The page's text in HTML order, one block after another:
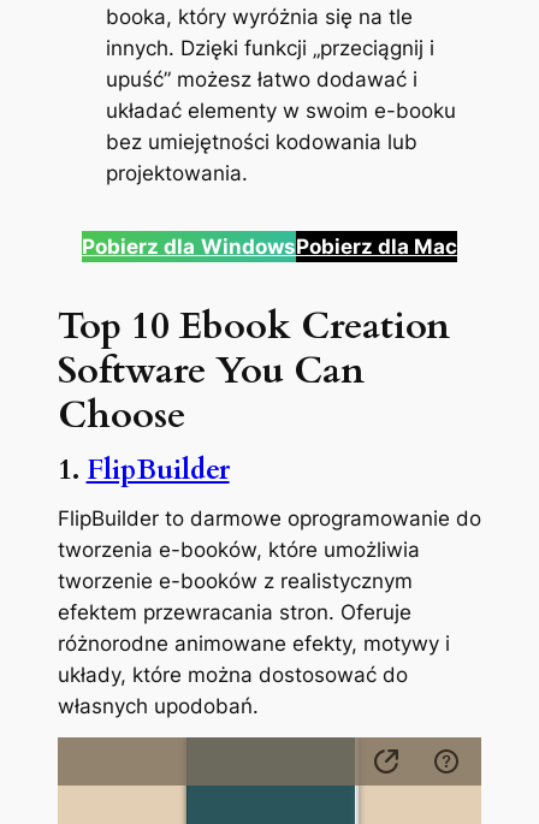
booka, który wyróżnia się na tle
innych. Dzięki funkcji „przeciągnij i
upuść” możesz łatwo dodawać i
układać elementy w swoim e-booku
bez umiejętności kodowania lub
projektowania.
Pobierz dla WindowsPobierz dla Mac
Top 10 Ebook Creation
Software You Can
Choose
1. FlipBuilder
FlipBuilder to darmowe oprogramowanie do
tworzenia e-booków, które umożliwia
tworzenie e-booków z realistycznym
efektem przewracania stron. Oferuje
różnorodne animowane efekty, motywy i
układy, które można dostosować do
własnych upodobań.